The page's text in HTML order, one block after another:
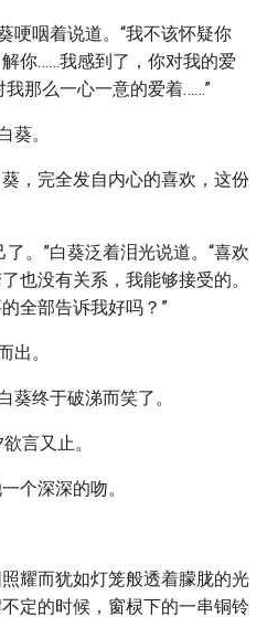
哽咽着说道。“我不该怀疑你
你……我感到了，你对我的爱
那么一心一意的爱着……”
葵。
，完全发自内心的喜欢，这份
。”白葵泛着泪光说道。“喜欢
也没有关系，我能够接受的。
全部告诉我好吗？”
出。
葵终于破涕而笑了。
言又止。
个深深的吻。
耀而犹如灯笼般透着朦胧的光
定的时候，窗棂下的一串铜铃